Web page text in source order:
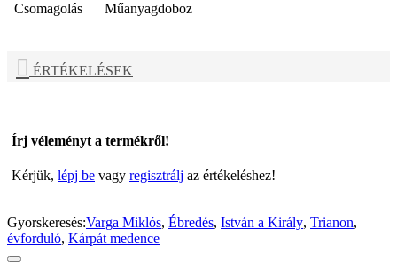
Csomagolás
Műanyagdoboz
ÉRTÉKELÉSEK
Írj véleményt a termékről!
Kérjük, lépj be vagy regisztrálj az értékeléshez!
Gyorskeresés:Varga Miklós, Ébredés, István a Király, Trianon,
évforduló, Kárpát medence